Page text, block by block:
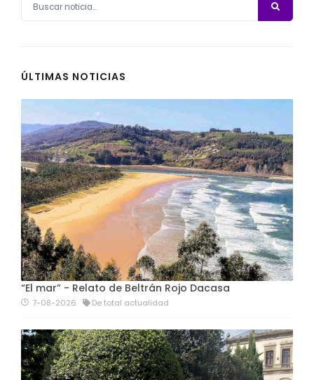
ÚLTIMAS NOTICIAS
“El mar” - Relato de Beltrán Rojo Dacasa
7-08-2026 De total actualidad